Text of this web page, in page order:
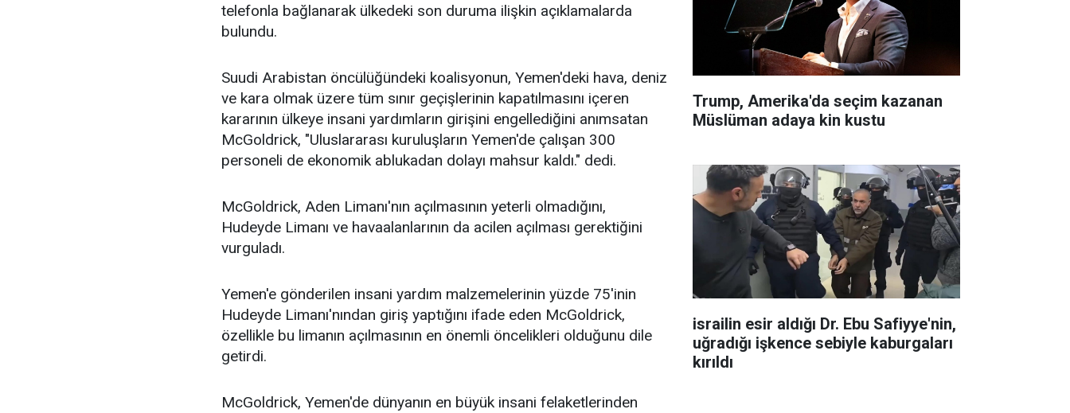
telefonla bağlanarak ülkedeki son duruma ilişkin açıklamalarda
bulundu.
Suudi Arabistan öncülüğündeki koalisyonun, Yemen'deki hava, deniz
ve kara olmak üzere tüm sınır geçişlerinin kapatılmasını içeren
kararının ülkeye insani yardımların girişini engellediğini anımsatan
McGoldrick, "Uluslararası kuruluşların Yemen'de çalışan 300
personeli de ekonomik ablukadan dolayı mahsur kaldı." dedi.
McGoldrick, Aden Limanı'nın açılmasının yeterli olmadığını,
Hudeyde Limanı ve havaalanlarının da acilen açılması gerektiğini
vurguladı.
Yemen'e gönderilen insani yardım malzemelerinin yüzde 75'inin
Hudeyde Limanı'nından giriş yaptığını ifade eden McGoldrick,
özellikle bu limanın açılmasının en önemli öncelikleri olduğunu dile
getirdi.
McGoldrick, Yemen'de dünyanın en büyük insani felaketlerinden
Trump, Amerika'da seçim kazanan
Müslüman adaya kin kustu
israilin esir aldığı Dr. Ebu Safiyye'nin,
uğradığı işkence sebiyle kaburgaları
kırıldı